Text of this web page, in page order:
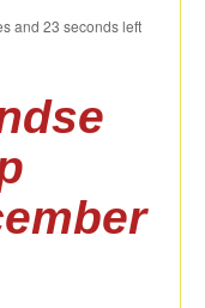
and 23 seconds left